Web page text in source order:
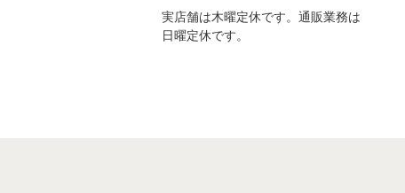
実店舗は木曜定休です。通販業務は
日曜定休です。